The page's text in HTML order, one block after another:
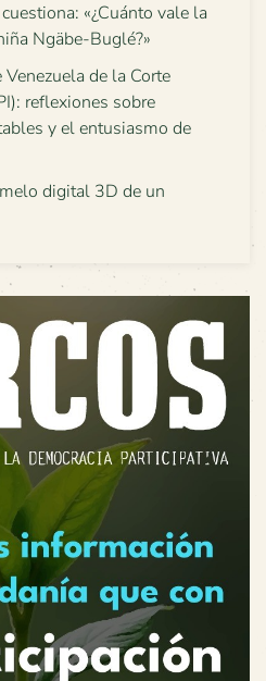
«¿Cuánto vale la
Ngäbe-Buglé?»
de la Corte
reflexiones sobre
y el entusiasmo de
digital 3D de un